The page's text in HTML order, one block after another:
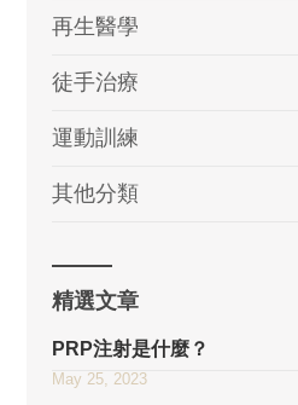
再生醫學
徒手治療
運動訓練
其他分類
精選文章
PRP注射是什麼？
May 25, 2023